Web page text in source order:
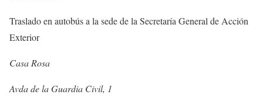
Traslado en autobús a la sede de la Secretaría General de Acción
Exterior
Casa Rosa
Avda de la Guardia Civil, 1